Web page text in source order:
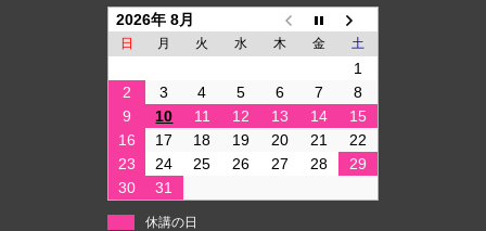
2026年 8月
日 月 火 水 木 金 土
1
2
3 4 5 6 7
8
9
10 11 12 13 14
15
16
17 18 19 20 21
22
23
24 25 26 27 28
29
30
31
休講の日